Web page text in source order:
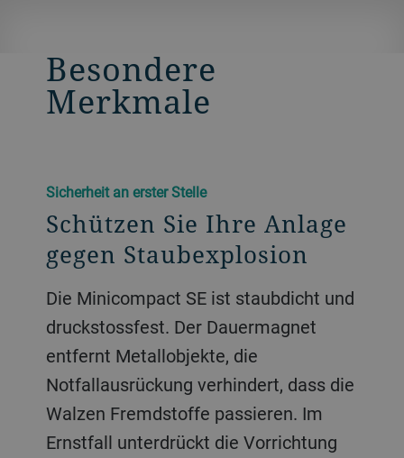
Besondere
Merkmale
Sicherheit an erster Stelle
Schützen Sie Ihre Anlage
gegen Staubexplosion
Die Minicompact SE ist staubdicht und
druckstossfest. Der Dauermagnet
entfernt Metallobjekte, die
Notfallausrückung verhindert, dass die
Walzen Fremdstoffe passieren. Im
Ernstfall unterdrückt die Vorrichtung